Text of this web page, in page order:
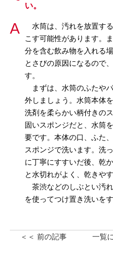
い。
水筒は、汚れを放置す
こす可能性があります。
分を含む飲み物を入れる
とさびの原因になるので
す。
まずは、水筒のふたや
外しましょう。水筒本体
洗剤を柔らかい柄付きの
固いスポンジだと、水筒
要です。本体の口、ふた
スポンジで洗います。洗
に丁寧にすすいだ後、乾
と水切れがよく、乾きや
茶渋などのしぶとい汚
を使ってつけ置き洗いを
＜＜ 前の記事 一覧